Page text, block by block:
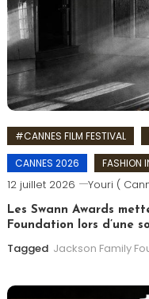
#CANNES FILM FESTIVAL
CANNES 2026
FASHION
12 juillet 2026 Youri (
Les Swann Awards
Foundation lors d’une
Tagged Jackson Family